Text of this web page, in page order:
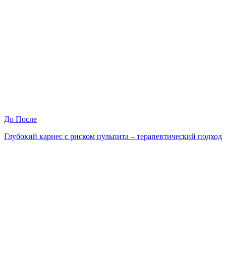
До После
Глубокий кариес с риском пульпита – терапевтический подход